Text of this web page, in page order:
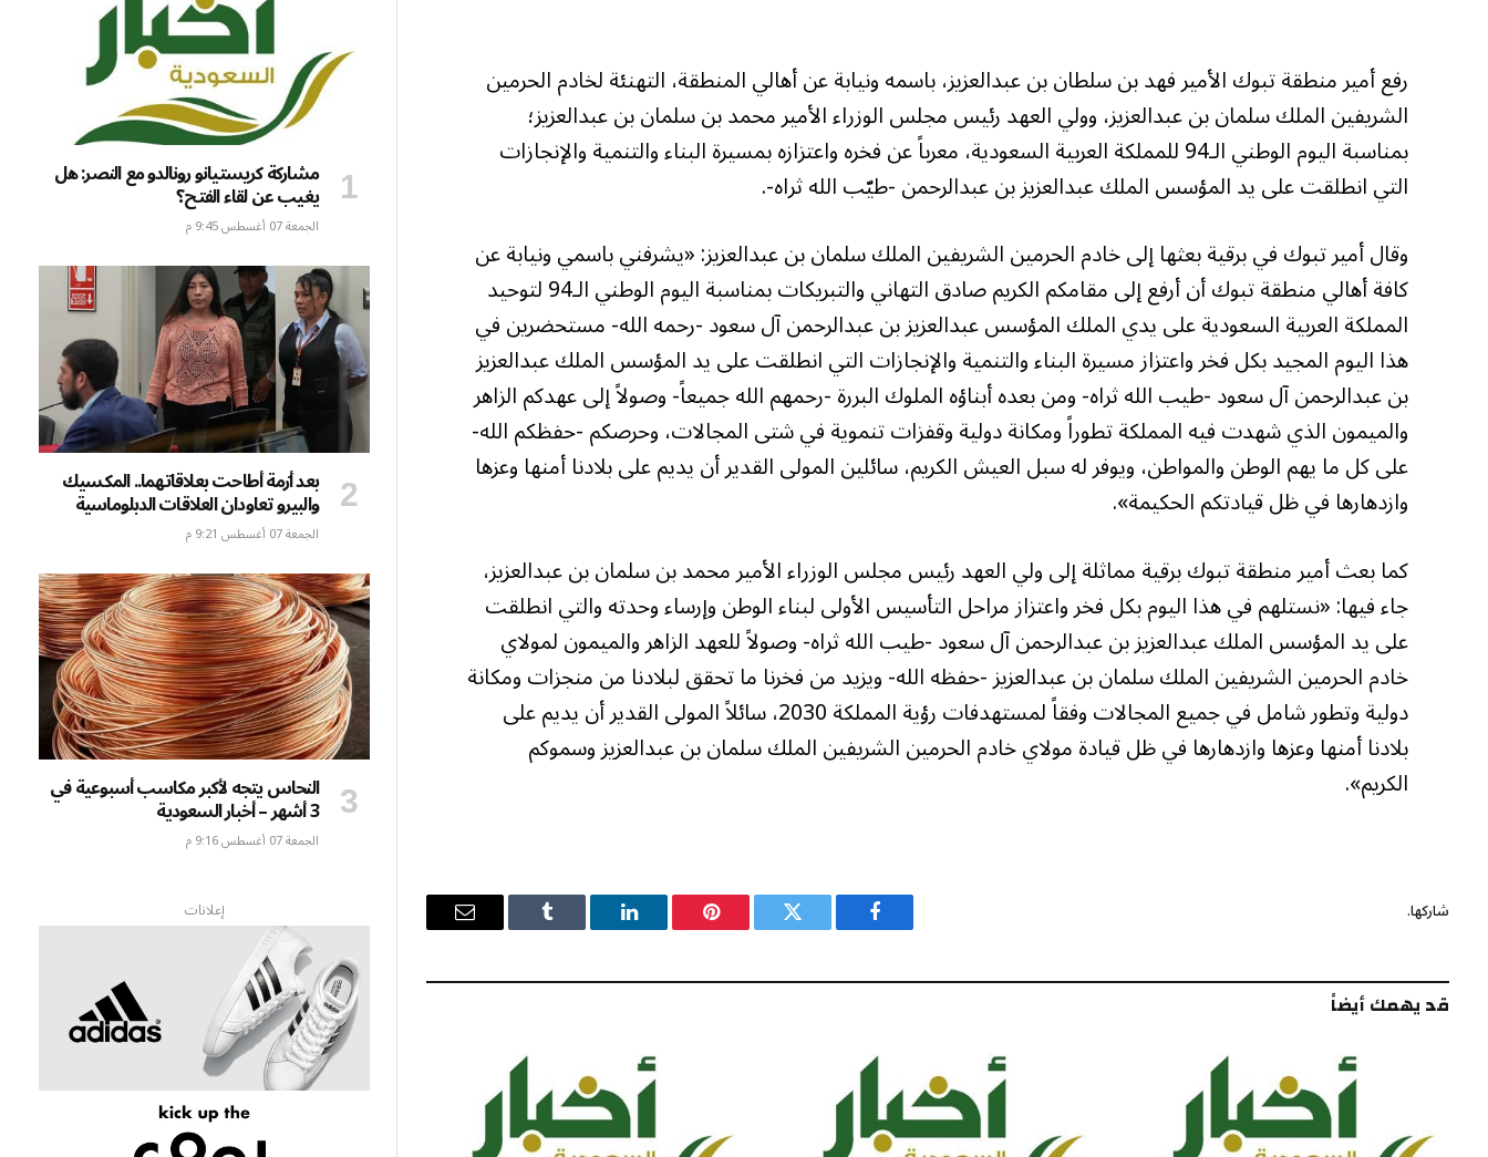
رفع أمير منطقة تبوك الأمير فهد بن سلطان بن عبدالعزيز، باسمه ونيابة عن أهالي المنطقة، التهنئة لخادم الحرمين
الشريفين الملك سلمان بن عبدالعزيز، وولي العهد رئيس مجلس الوزراء الأمير محمد بن سلمان بن عبدالعزيز؛
بمناسبة اليوم الوطني الـ94 للمملكة العربية السعودية، معرباً عن فخره واعتزازه بمسيرة البناء والتنمية والإنجازات
التي انطلقت على يد المؤسس الملك عبدالعزيز بن عبدالرحمن -طيّب الله ثراه-.
وقال أمير تبوك في برقية بعثها إلى خادم الحرمين الشريفين الملك سلمان بن عبدالعزيز: «يشرفني باسمي ونيابة عن
كافة أهالي منطقة تبوك أن أرفع إلى مقامكم الكريم صادق التهاني والتبريكات بمناسبة اليوم الوطني الـ94 لتوحيد
المملكة العربية السعودية على يدي الملك المؤسس عبدالعزيز بن عبدالرحمن آل سعود -رحمه الله- مستحضرين في
هذا اليوم المجيد بكل فخر واعتزاز مسيرة البناء والتنمية والإنجازات التي انطلقت على يد المؤسس الملك عبدالعزيز
بن عبدالرحمن آل سعود -طيب الله ثراه- ومن بعده أبناؤه الملوك البررة -رحمهم الله جميعاً- وصولاً إلى عهدكم الزاهر
والميمون الذي شهدت فيه المملكة تطوراً ومكانة دولية وقفزات تنموية في شتى المجالات، وحرصكم -حفظكم الله-
على كل ما يهم الوطن والمواطن، ويوفر له سبل العيش الكريم، سائلين المولى القدير أن يديم على بلادنا أمنها وعزها
وازدهارها في ظل قيادتكم الحكيمة».
كما بعث أمير منطقة تبوك برقية مماثلة إلى ولي العهد رئيس مجلس الوزراء الأمير محمد بن سلمان بن عبدالعزيز،
جاء فيها: «نستلهم في هذا اليوم بكل فخر واعتزاز مراحل التأسيس الأولى لبناء الوطن وإرساء وحدته والتي انطلقت
على يد المؤسس الملك عبدالعزيز بن عبدالرحمن آل سعود -طيب الله ثراه- وصولاً للعهد الزاهر والميمون لمولاي
خادم الحرمين الشريفين الملك سلمان بن عبدالعزيز -حفظه الله- ويزيد من فخرنا ما تحقق لبلادنا من منجزات ومكانة
دولية وتطور شامل في جميع المجالات وفقاً لمستهدفات رؤية المملكة 2030، سائلاً المولى القدير أن يديم على
بلادنا أمنها وعزها وازدهارها في ظل قيادة مولاي خادم الحرمين الشريفين الملك سلمان بن عبدالعزيز وسموكم
الكريم».
شاركها.
فيسبوك تويتر بينتيريستلينكدإن Tumblr
البريد
قد يهمك أيضاً
مشاركة كريستيانو رونالدو مع النصر: هل
يغيب عن لقاء الفتح؟
الجمعة 07 أغسطس 9:45 م
بعد أزمة أطاحت بعلاقاتهما.. المكسيك
والبيرو تعاودان العلاقات الدبلوماسية
الجمعة 07 أغسطس 9:21 م
النحاس يتجه لأكبر مكاسب أسبوعية في
3 أشهر – أخبار السعودية
الجمعة 07 أغسطس 9:16 م
إعلانات